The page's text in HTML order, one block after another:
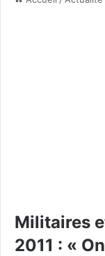
Militaires
2011 : «